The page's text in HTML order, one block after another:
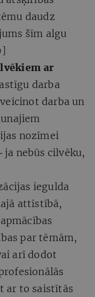
daudz
šīm algu
ar
darba
darba un
nozīmei
ja nebūs cilvēku,
iegulda
attīstībā,
par tēmām,
arī dodot
ar to saistītās